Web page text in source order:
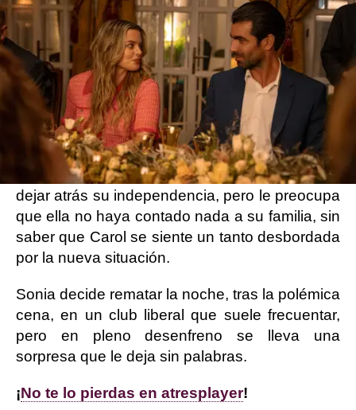
Daryl, también piloto, sorprende a Can, su
íntimo amigo, al pedirle que sea su padrino de
boda. Por primera vez se ha enamorado y va a
casarse. A Can le cuesta reaccionar. Hasta ese
momento, los dos frecuentan clubs liberales
donde disfrutan de una sexualidad sin
ataduras, pero Daryl ha conocido a Carol, una
azafata canaria que le ha cambiado su
perspectiva sobre el amor. Está dispuesto a
dejar atrás su independencia, pero le preocupa
que ella no haya contado nada a su familia, sin
saber que Carol se siente un tanto desbordada
por la nueva situación.
Sonia decide rematar la noche, tras la polémica
cena, en un club liberal que suele frecuentar,
pero en pleno desenfreno se lleva una
sorpresa que le deja sin palabras.
¡No te lo pierdas en atresplayer!